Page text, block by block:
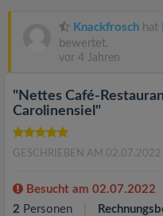
Knackfrosch hat
bewertet.
vor 4 Jahren
"Nettes Café-
Carolinensiel"
GESCHRIEBEN AM 02.07.2022
Besucht am 02.07.2022
2 Personen
a
i